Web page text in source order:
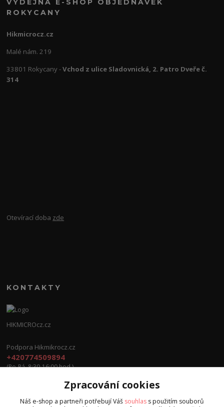
VÝDEJNA E-SHOP OBJEDNÁVEK
ROKYCANY
Hikmicrocz.cz
Malé nám. 219
33801 Rokycany -Vchod z ulice Sladovnická, 2. Patro Dveře č.
314
Otevírací doba zde
KONTAKTY
HIKMICROcz.cz
Podpora Hikmikrocz.cz
+420774509894
(Po-Pá, 8:30-16:00 hod.)
info@hikmicrocz.cz
Zpracování cookies
Náš e-shop a partneři potřebují Váš souhlas s použitím souborů